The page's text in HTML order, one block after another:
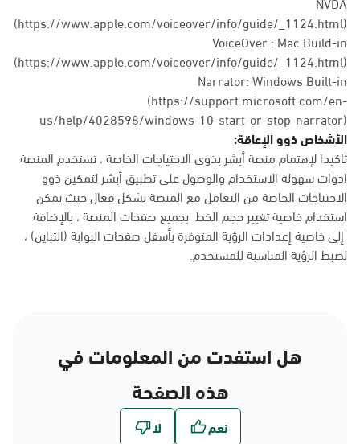
(https://www.apple.com/voiceover/info/guide/_1124.html)
VoiceOver : Mac Build-in
(https://www.apple.com/voiceover/info/guide/_1124.html)
Narrator: Windows Built-in
(https://support.microsoft.com/en-
us/help/4028598/windows-10-start-or-stop-narrator)
الأشخاص ذوو الإعاقة:
تاكيدا لإهتمام منصة أبشر بذوي الاحتياجات الخاصة ، تستخدم المنصة
ادوات سهولة الاستخدام والوصول على تطبيق أبشر لتمكين ذوو
الاحتياجات الخاصة من التعامل مع المنصة بشكل فعال حيث يمكن
استخدام خاصية تغيير حجم الخط بجميع صفحات المنصة ، بالإضافة
إلى خاصية إعدادات الرؤية المتوفرة بأسفل صفحات البوابة (التباين) ،
لضبط الرؤية المناسبة للمستخدم.
هل استفدت من المعلومات في
هذه الصفحة